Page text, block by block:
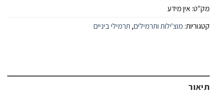
מק"ט:אין מידע
קטגוריות: מוצ'ילות ותרמילים, תרמילי ביניים
תיאור